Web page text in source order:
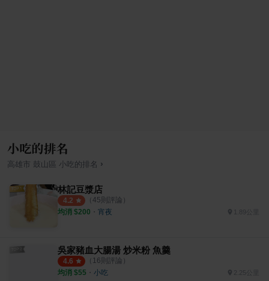
小吃的排名
高雄市 鼓山區 小吃 的排名 ›
林記豆漿店
4.2 （ 45則評論）
均消 $200 ・ 宵夜
吳家豬血大腸湯 炒米粉 魚羹
4.6 （ 16則評論）
均消 $55 ・ 小吃 2.25公里